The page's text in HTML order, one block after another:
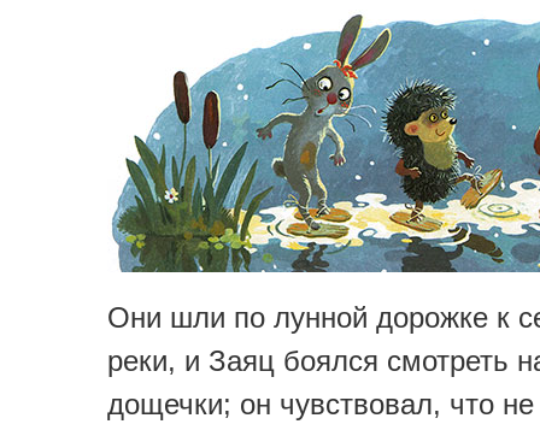
Они шли по лунной дорожке к
реки, и Заяц боялся смотреть
дощечки; он чувствовал, что